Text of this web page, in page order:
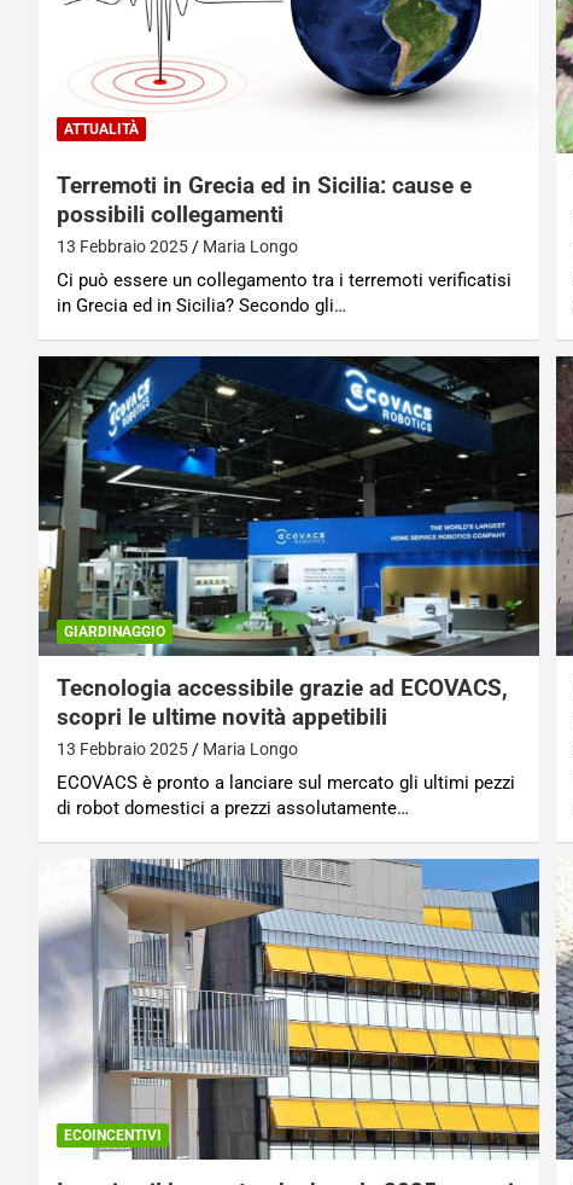
ATTUALITÀ
Terremoti in Grecia ed in Sicilia: cause e
possibili collegamenti
13 Febbraio 2025 Maria Longo
Ci può essere un collegamento tra i terremoti verificatisi
in Grecia ed in Sicilia? Secondo gli…
GIARDINAGGIO
Tecnologia accessibile grazie ad ECOVACS,
scopri le ultime novità appetibili
13 Febbraio 2025 Maria Longo
ECOVACS è pronto a lanciare sul mercato gli ultimi pezzi
di robot domestici a prezzi assolutamente…
ECOINCENTIVI